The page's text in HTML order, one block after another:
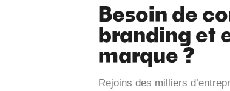
Besoin de
branding et
marque ?
Rejoins des milliers